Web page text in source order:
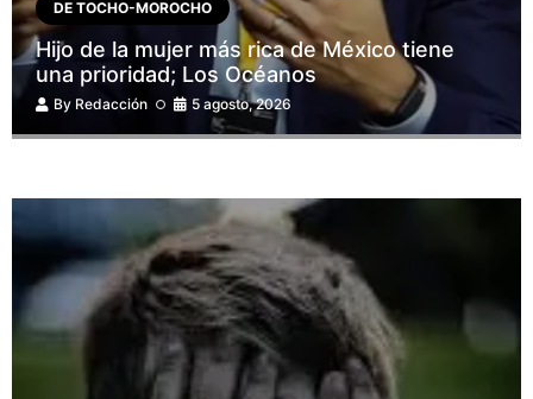
DE TOCHO-MOROCHO
Hijo de la mujer más rica de México tiene
una prioridad; Los Océanos
By Redacción 5 agosto, 2026